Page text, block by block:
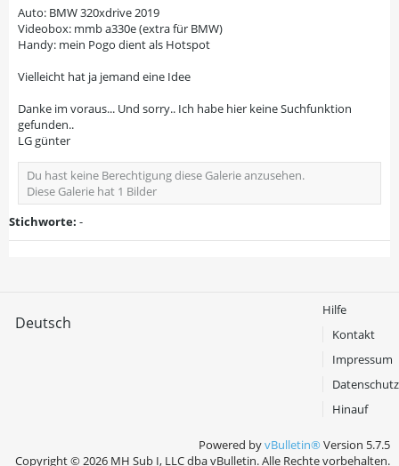
Auto: BMW 320xdrive 2019
Videobox: mmb a330e (extra für BMW)
Handy: mein Pogo dient als Hotspot
Vielleicht hat ja jemand eine Idee
Danke im voraus... Und sorry.. Ich habe hier keine Suchfunktion
gefunden..
LG günter
Du hast keine Berechtigung diese Galerie anzusehen.
Diese Galerie hat 1 Bilder
Stichworte: -
Deutsch
Hilfe
Kontakt
Impressum
Datenschutz
Hinauf
Powered byvBulletin®Version 5.7.5
Copyright © 2026 MH Sub I, LLC dba vBulletin. Alle Rechte vorbehalten.